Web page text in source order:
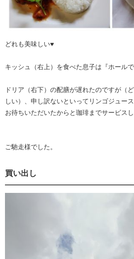
どれも美味しい♥
キッシュ（右上）を食べた息子は『ホール
ドリア（右下）の配膳が遅れたのですが（
しい）、申し訳ないといってリンゴジュー
お待ちいただいたからと珈琲までサービスし
ご馳走様でした。
買い出し